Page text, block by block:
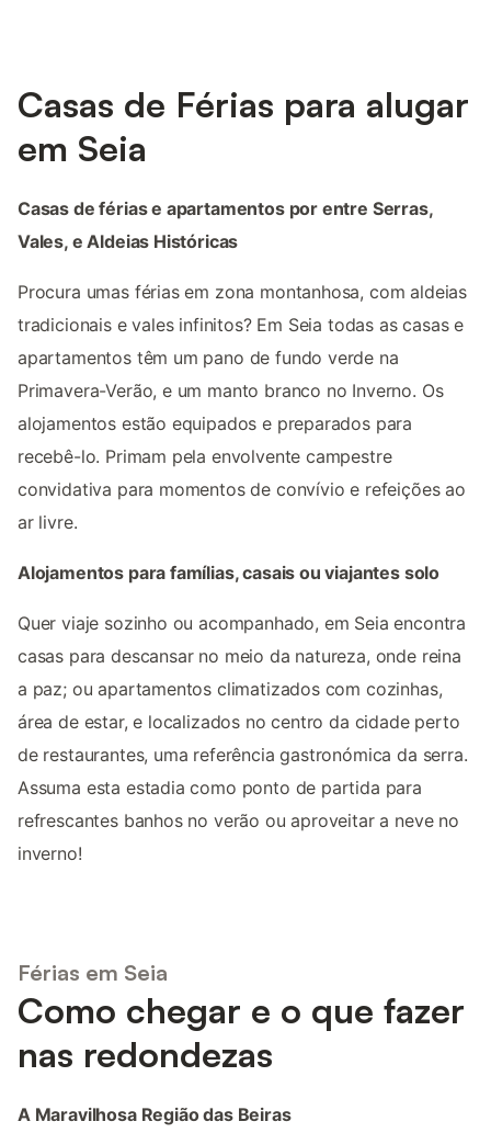
Casas de Férias para alugar
em Seia
Casas de férias e apartamentos por entre Serras,
Vales, e Aldeias Históricas
Procura umas férias em zona montanhosa, com aldeias
tradicionais e vales infinitos? Em Seia todas as casas e
apartamentos têm um pano de fundo verde na
Primavera-Verão, e um manto branco no Inverno. Os
alojamentos estão equipados e preparados para
recebê-lo. Primam pela envolvente campestre
convidativa para momentos de convívio e refeições ao
ar livre.
Alojamentos para famílias, casais ou viajantes solo
Quer viaje sozinho ou acompanhado, em Seia encontra
casas para descansar no meio da natureza, onde reina
a paz; ou apartamentos climatizados com cozinhas,
área de estar, e localizados no centro da cidade perto
de restaurantes, uma referência gastronómica da serra.
Assuma esta estadia como ponto de partida para
refrescantes banhos no verão ou aproveitar a neve no
inverno!
Férias em Seia
Como chegar e o que fazer
nas redondezas
A Maravilhosa Região das Beiras